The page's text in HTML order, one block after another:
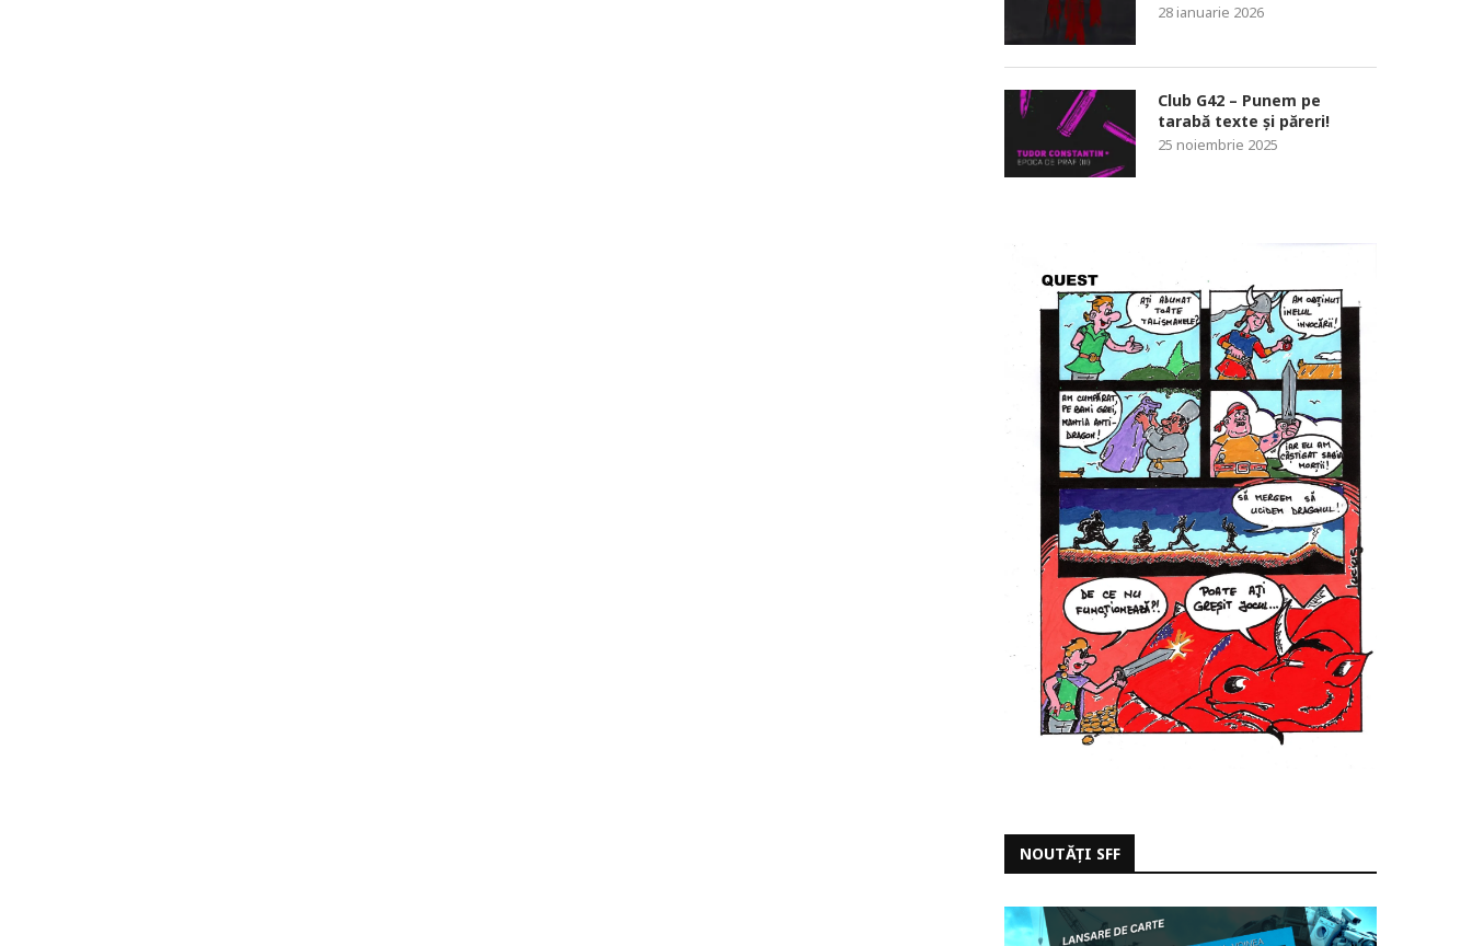
28 ianuarie 2026
Club G42 – Punem pe
tarabă texte și păreri!
25 noiembrie 2025
NOUTĂȚI SFF